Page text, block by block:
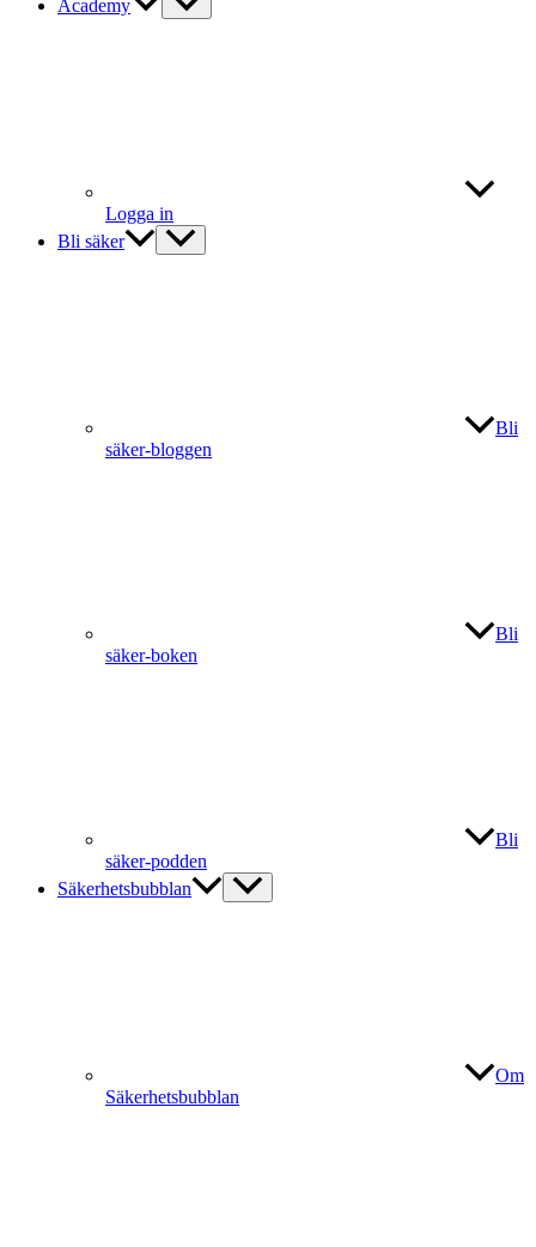
Academy
Logga in
Bli säker
Bli
säker-bloggen
Bli
säker-boken
Bli
säker-podden
Säkerhetsbubblan
Om
Säkerhetsbubblan